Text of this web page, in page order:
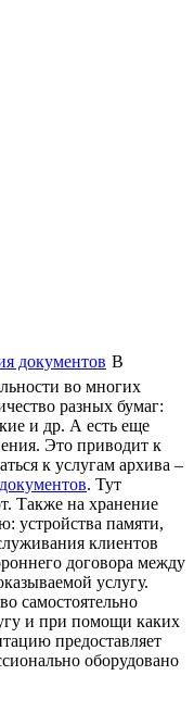
В
во многих
разных бумаг:
и др. А есть еще
Это приводит к
к услугам архива –
. Тут
Также на хранение
устройства памяти,
клиентов
договора между
услугу.
самостоятельно
и при помощи каких
предоставляет
оборудовано